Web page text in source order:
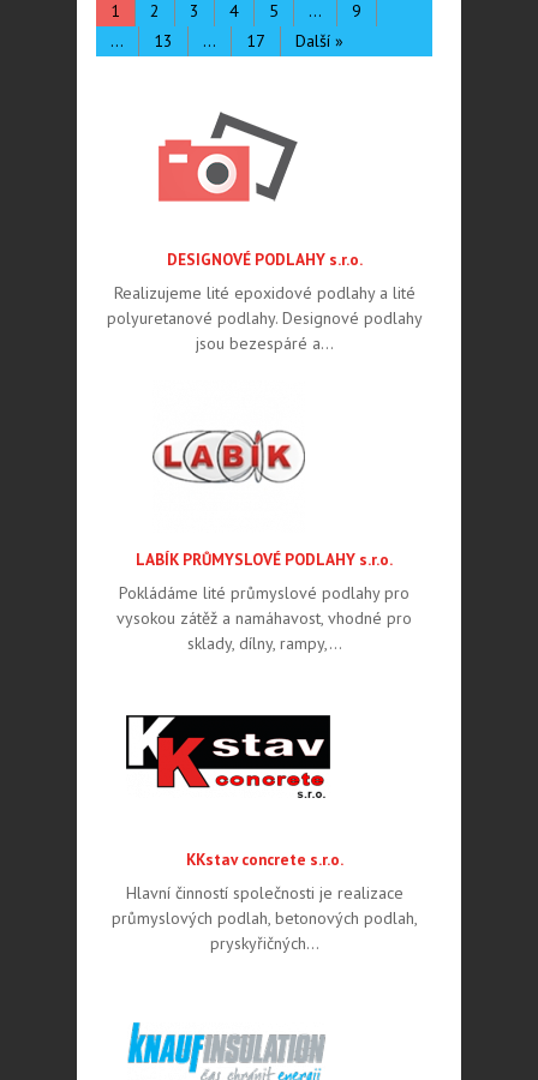
1 2 3 4 5 …
9
…
13 … 17 Další »
DESIGNOVÉ PODLAHY s.r.o.
Realizujeme lité epoxidové podlahy a lité
polyuretanové podlahy. Designové podlahy
jsou bezespáré a…
LABÍK PRŮMYSLOVÉ PODLAHY s.r.o.
Pokládáme lité průmyslové podlahy pro
vysokou zátěž a namáhavost, vhodné pro
sklady, dílny, rampy,…
KKstav concrete s.r.o.
Hlavní činností společnosti je realizace
průmyslových podlah, betonových podlah,
pryskyřičných…